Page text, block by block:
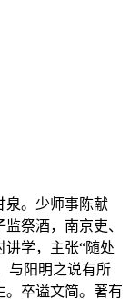
泉。少师事陈献
祭酒，南京吏、
学，主张“随处
与阳明之说有所
。卒谥文简。著有